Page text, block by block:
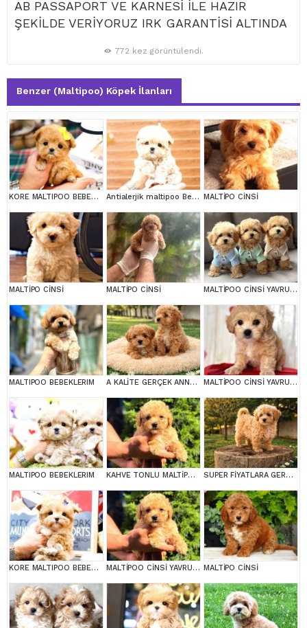
AB PASSAPORT VE KARNESİ İLE HAZIR
ŞEKİLDE VERİYORUZ IRK GARANTİSİ ALTINDA
772 kez görüntülendi.
Benzer (Maltipoo) Köpek İlanları
KORE MALTIPOO BEBEKLERIM Antialerjik maltipoo Bebeklerim MALTİPO CİNSİ
MALTİPO CİNSİ MALTİPO CİNSİ MALTİPOO CİNSİ YAVRULAR EV ÜRETİMİ
MALTIPOO BEBEKLERIM A KALİTE GERÇEK ANNE BABA MALTİPOO YAVRULAR MALTİPOO CİNSİ YAVRULAR EV ÜRETİMİ
MALTIPOO BEBEKLERIM KAHVE TONLU MALTİPOO CİNSİ YAVRULAR SUPER FİYATLARA GERÇEK MALTİPOO YAVRULAR
KORE MALTIPOO BEBEKLERIM MALTİPOO CİNSİ YAVRULAR EV ÜRETİMİ MALTİPO CİNSİ